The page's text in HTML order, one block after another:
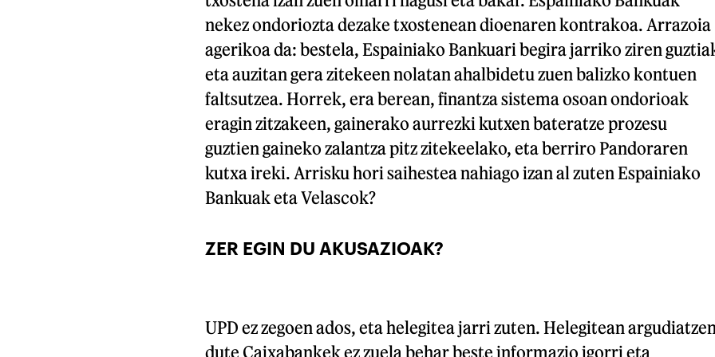
nekez ondoriozta dezake txostenean dioenaren kontrakoa. Arrazoia
agerikoa da: bestela, Espainiako Bankuari begira jarriko ziren
eta auzitan gera zitekeen nolatan ahalbidetu zuen balizko kontuen
faltsutzea. Horrek, era berean, finantza sistema osoan ondorioak
eragin zitzakeen, gainerako aurrezki kutxen bateratze prozesu
guztien gaineko zalantza pitz zitekeelako, eta berriro Pandoraren
kutxa ireki. Arrisku hori saihestea nahiago izan al zuten Espainiako
Bankuak eta Velascok?
ZER EGIN DU AKUSAZIOAK?
UPD ez zegoen ados, eta helegitea jarri zuten. Helegitean
dute Caixabankek ez zuela behar beste informazio igorri eta